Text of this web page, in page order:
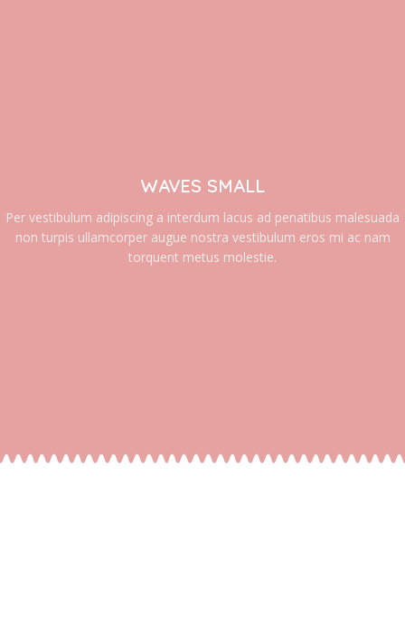
WAVES SMALL
Per vestibulum adipiscing a interdum lacus ad penatibus malesuada
non turpis ullamcorper augue nostra vestibulum eros mi ac nam
torquent metus molestie.